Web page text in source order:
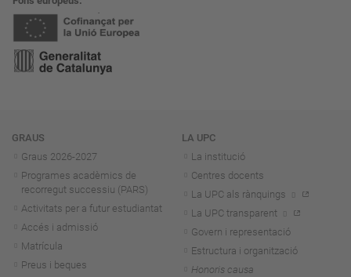
Navegació
GRAUS
Graus 2026-2027
Programes acadèmics de
recorregut successiu (PARS)
Activitats per a futur estudiantat
Accés i admissió
Matrícula
Preus i beques
LA UPC
La institució
Centres docents
La UPC als rànquings
La UPC transparent
Govern i representació
Estructura i organització
Honoris causa